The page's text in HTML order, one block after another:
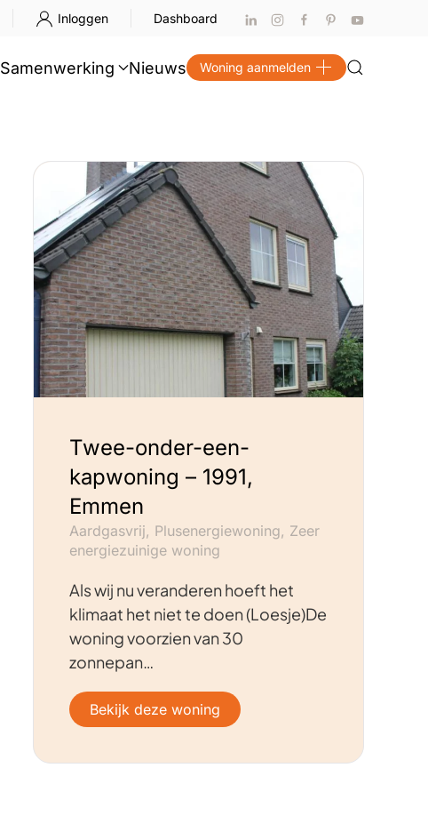
Inloggen Dashboard
Samenwerking Nieuws Woning aanmelden
Twee-onder-een-
kapwoning – 1991,
Emmen
Aardgasvrij, Plusenergiewoning, Zeer
energiezuinige woning
Als wij nu veranderen hoeft het
klimaat het niet te doen (Loesje)De
woning voorzien van 30
zonnepan…
Bekijk deze woning